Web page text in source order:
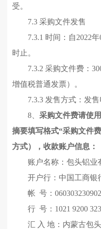
受。
7.3 采购文件发售
7.3.1 时间： 自2022
时止。
7.3.2 采购文件费：
增值税普通发票）
。
7.3.3 发售方式：发
8、 采购文件费请使
摘要填写格式“采购文件
方式）
，收款账户信息：
账户名称：包头铝业
开户行：中国工商银
帐 号： 060303230902
行 号：1021 9200
汇 入 地：内蒙古包